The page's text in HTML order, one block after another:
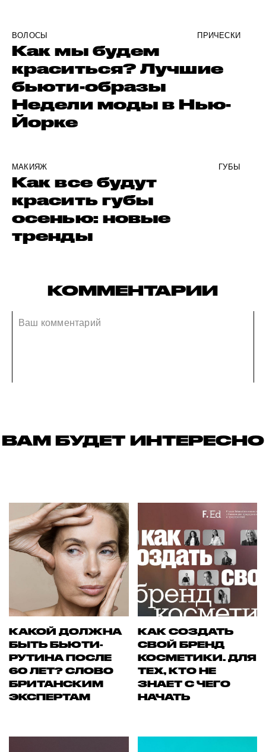
ВОЛОСЫ ПРИЧЕСКИ
Как мы будем
краситься? Лучшие
бьюти-образы
Недели моды в Нью-
Йорке
МАКИЯЖ ГУБЫ
Как все будут
красить губы
осенью: новые
тренды
КОММЕНТАРИИ
ВАМ БУДЕТ ИНТЕРЕСНО
КАКОЙ ДОЛЖНА
БЫТЬ БЬЮТИ-
РУТИНА ПОСЛЕ
60 ЛЕТ? СЛОВО
БРИТАНСКИМ
ЭКСПЕРТАМ
КАК СОЗДАТЬ
СВОЙ БРЕНД
КОСМЕТИКИ. ДЛЯ
ТЕХ, КТО НЕ
ЗНАЕТ С ЧЕГО
НАЧАТЬ